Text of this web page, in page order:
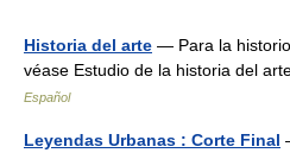
Historia del arte — Para la
véase Estudio de la historia del
Español
Leyendas Urbanas : Corte Final